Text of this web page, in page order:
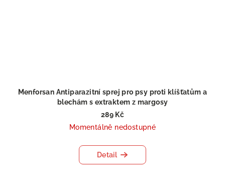
Menforsan Antiparazitní sprej pro psy proti klíšťatům a
blechám s extraktem z margosy
289 Kč
Momentálně nedostupné
Detail